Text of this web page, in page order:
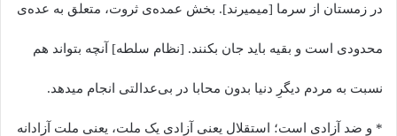
در زمستان از سرما [میمیرند]. بخش عمده‌ی ثروت، متعلق به عده‌ی
محدودی است و بقیه باید جان بکنند. [نظام سلطه] آنچه بتواند هم
نسبت به مردم دیگرِ دنیا بدون محابا در بی‌عدالتی انجام میدهد.
* و ضد آزادی است؛ استقلال یعنی آزادی یک ملت، یعنی ملت آزادانه